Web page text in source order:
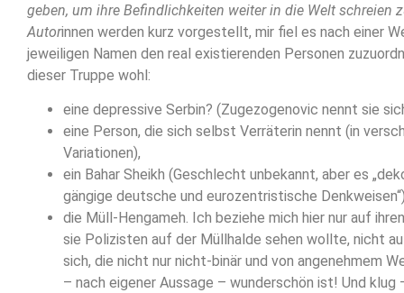
geben, um ihre Befindlichkeiten weiter in die Welt schreien
Autorinnen werden kurz vorgestellt, mir fiel es nach einer
jeweiligen Namen den real existierenden Personen
dieser Truppe wohl:
eine depressive Serbin? (Zugezogenovic nennt sie
eine Person, die sich selbst Verräterin nennt (in
Variationen),
ein Bahar Sheikh (Geschlecht unbekannt, aber es
gängige deutsche und eurozentristische
die Müll-Hengameh. Ich beziehe mich hier nur auf
sie Polizisten auf der Müllhalde sehen wollte, nicht
sich, die nicht nur nicht-binär und von angenehmem
– nach eigener Aussage – wunderschön ist! Und klug